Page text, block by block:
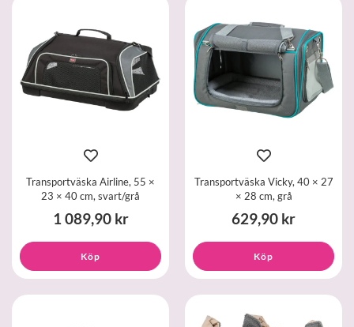
Transportväska Airline, 55 ×
23 × 40 cm, svart/grå
1 089,90 kr
Köp
Transportväska Vicky, 40 × 27
× 28 cm, grå
629,90 kr
Köp